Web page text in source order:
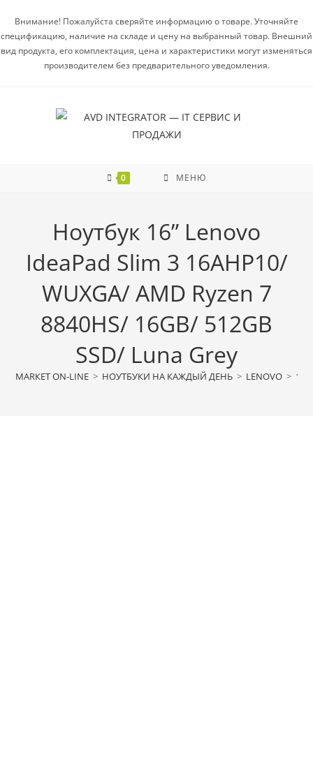
Внимание! Пожалуйста сверяйте информацию о товаре. Уточняйте
спецификацию, наличие на складе и цену на выбранный товар. Внешний
вид продукта, его комплектация, цена и характеристики могут изменяться
производителем без предварительного уведомления.
0 МЕНЮ
Ноутбук 16” Lenovo
IdeaPad Slim 3 16AHP10/
WUXGA/ AMD Ryzen 7
8840HS/ 16GB/ 512GB
SSD/ Luna Grey
МАRКЕТ ON-LINE > НОУТБУКИ НА КАЖДЫЙ ДЕНЬ > LENOVO >